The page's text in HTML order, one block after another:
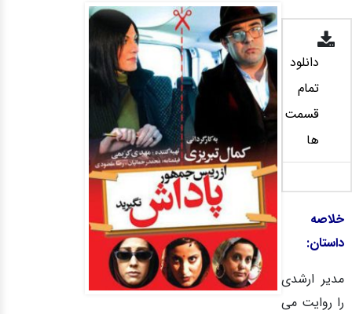
دانلود
تمام
قسمت
ها
خلاصه
داستان:
مدیر ارشدی
را روایت می